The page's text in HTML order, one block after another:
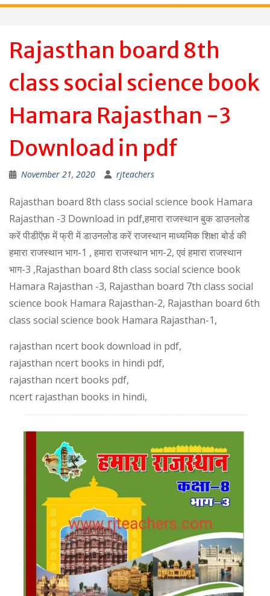
Rajasthan board 8th
class social science book
Hamara Rajasthan -3
Download in pdf
November 21, 2020 rjteachers
Rajasthan board 8th class social science book Hamara
Rajasthan -3 Download in pdf,हमारा राजस्थान बुक डाउनलोड
करें पीडीऍफ़ में फ्री में डाउनलोड करें राजस्थान माध्यमिक शिक्षा बोर्ड की
हमारा राजस्थान भाग-1 , हमारा राजस्थान भाग-2, एवं हमारा राजस्थान
भाग-3 ,Rajasthan board 8th class social science book
Hamara Rajasthan -3, Rajasthan board 7th class social
science book Hamara Rajasthan-2, Rajasthan board 6th
class social science book Hamara Rajasthan-1,
rajasthan ncert book download in pdf,
rajasthan ncert books in hindi pdf,
rajasthan ncert books pdf,
ncert rajasthan books in hindi,